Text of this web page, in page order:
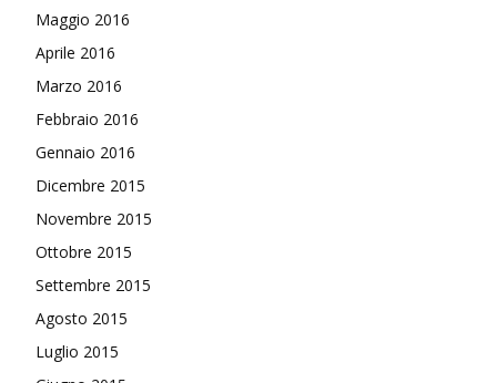
Maggio 2016
Aprile 2016
Marzo 2016
Febbraio 2016
Gennaio 2016
Dicembre 2015
Novembre 2015
Ottobre 2015
Settembre 2015
Agosto 2015
Luglio 2015